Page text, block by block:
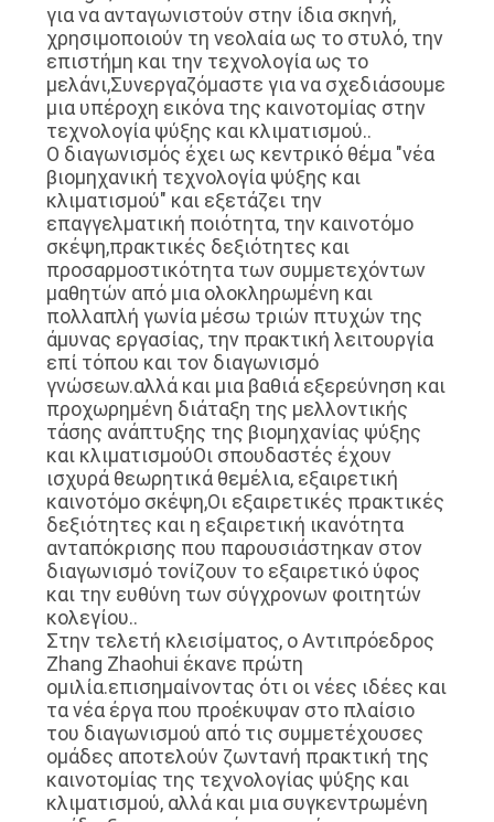
για να ανταγωνιστούν στην ίδια σκηνή,
χρησιμοποιούν τη νεολαία ως το στυλό, την
επιστήμη και την τεχνολογία ως το
μελάνι,Συνεργαζόμαστε για να σχεδιάσουμε
μια υπέροχη εικόνα της καινοτομίας στην
τεχνολογία ψύξης και κλιματισμού..
Ο διαγωνισμός έχει ως κεντρικό θέμα "νέα
βιομηχανική τεχνολογία ψύξης και
κλιματισμού" και εξετάζει την
επαγγελματική ποιότητα, την καινοτόμο
σκέψη,πρακτικές δεξιότητες και
προσαρμοστικότητα των συμμετεχόντων
μαθητών από μια ολοκληρωμένη και
πολλαπλή γωνία μέσω τριών πτυχών της
άμυνας εργασίας, την πρακτική λειτουργία
επί τόπου και τον διαγωνισμό
γνώσεων.αλλά και μια βαθιά εξερεύνηση και
προχωρημένη διάταξη της μελλοντικής
τάσης ανάπτυξης της βιομηχανίας ψύξης
και κλιματισμούΟι σπουδαστές έχουν
ισχυρά θεωρητικά θεμέλια, εξαιρετική
καινοτόμο σκέψη,Οι εξαιρετικές πρακτικές
δεξιότητες και η εξαιρετική ικανότητα
ανταπόκρισης που παρουσιάστηκαν στον
διαγωνισμό τονίζουν το εξαιρετικό ύφος
και την ευθύνη των σύγχρονων φοιτητών
κολεγίου..
Στην τελετή κλεισίματος, ο Αντιπρόεδρος
Zhang Zhaohui έκανε πρώτη
ομιλία.επισημαίνοντας ότι οι νέες ιδέες και
τα νέα έργα που προέκυψαν στο πλαίσιο
του διαγωνισμού από τις συμμετέχουσες
ομάδες αποτελούν ζωντανή πρακτική της
καινοτομίας της τεχνολογίας ψύξης και
κλιματισμού, αλλά και μια συγκεντρωμένη